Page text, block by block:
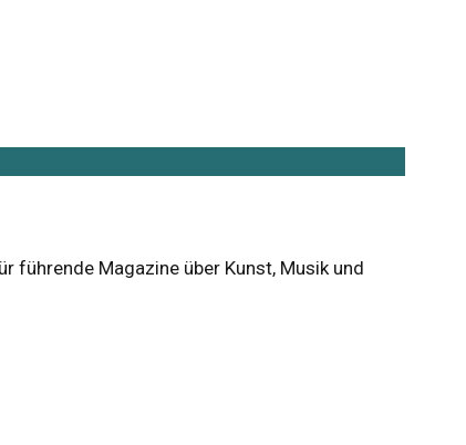
führende Magazine über Kunst, Musik und